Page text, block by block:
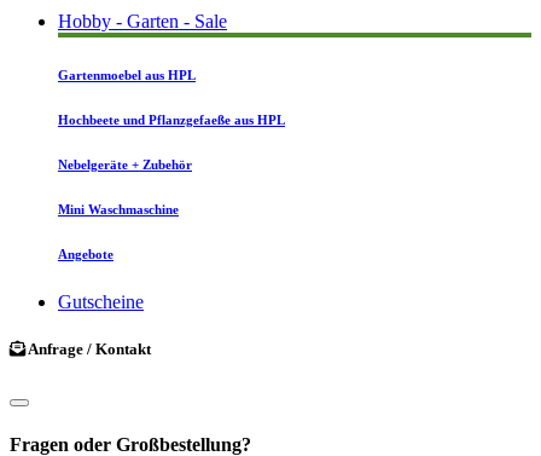
Hobby - Garten - Sale
Gartenmoebel aus HPL
Hochbeete und Pflanzgefaeße aus HPL
Nebelgeräte + Zubehör
Mini Waschmaschine
Angebote
Gutscheine
Anfrage / Kontakt
Fragen oder Großbestellung?